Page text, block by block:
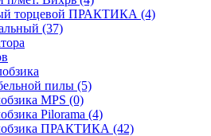
торцевой ПРАКТИКА (4)
(37)
пилы (5)
MPS (0)
Pilorama (4)
ПРАКТИКА (42)